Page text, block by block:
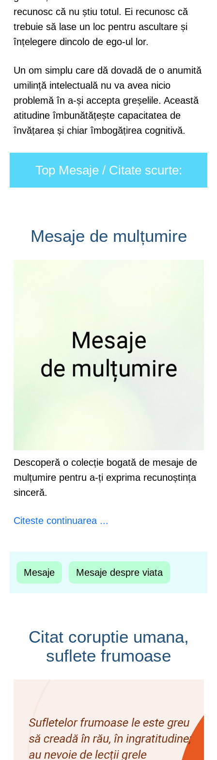
recunosc că nu știu totul. Ei recunosc că
trebuie să lase un loc pentru ascultare și
înțelegere dincolo de ego-ul lor.
Un om simplu care dă dovadă de o anumită
umilință intelectuală nu va avea nicio
problemă în a-și accepta greșelile. Această
atitudine îmbunătățește capacitatea de
învățarea și chiar îmbogățirea cognitivă.
Top Mesaje / Citate scurte:
Mesaje de mulțumire
Descoperă o colecție bogată de mesaje de
mulțumire pentru a-ți exprima recunoștința
sinceră.
Citeste continuarea ...
Mesaje Mesaje despre viata
Citat coruptie umana,
suflete frumoase